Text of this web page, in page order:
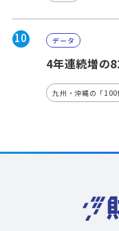
10 データ
4年連続増の
九州・沖縄の「100